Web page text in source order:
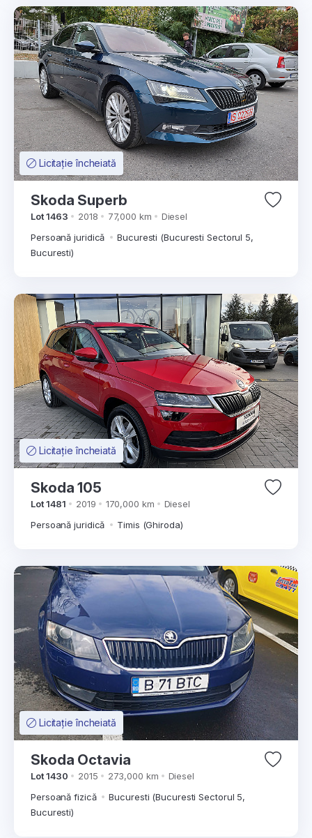
Licitație încheiată
Skoda Superb
Lot 1463 2018 77,000 km
Diesel
Persoană juridică
Bucuresti (Bucuresti Sectorul 5,
Bucuresti)
Licitație încheiată
Skoda 105
Lot 1481 2019 170,000 km
Diesel
Persoană juridică
Timis (Ghiroda)
Licitație încheiată
Skoda Octavia
Lot 1430 2015 273,000 km
Diesel
Persoană fizică
Bucuresti (Bucuresti Sectorul 5,
Bucuresti)